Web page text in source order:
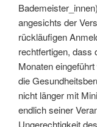
angesichts der
rückläufigen
rechtfertigen, dass
Monaten
die
nicht länger mit
endlich seiner
Ungerechtigkeit